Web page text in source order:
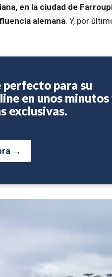
en la ciudad de
alemana. Y, por
perfecto para su
en unos minutos
exclusivas.
→